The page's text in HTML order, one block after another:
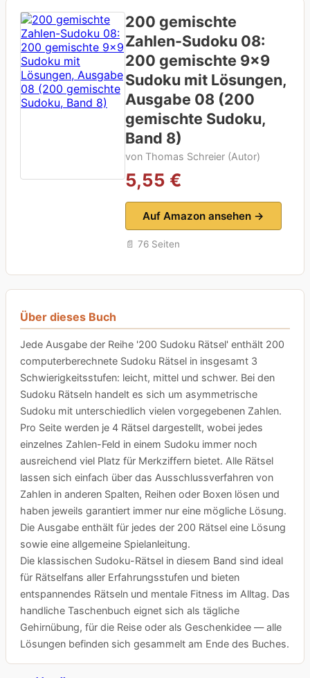
200 gemischte
Zahlen-Sudoku 08:
200 gemischte 9×9
Sudoku mit Lösungen,
Ausgabe 08 (200
gemischte Sudoku,
Band 8)
von Thomas Schreier (Autor)
5,55 €
Auf Amazon ansehen →
📄 76 Seiten
Über dieses Buch
Jede Ausgabe der Reihe '200 Sudoku Rätsel' enthält 200
computerberechnete Sudoku Rätsel in insgesamt 3
Schwierigkeitsstufen: leicht, mittel und schwer. Bei den
Sudoku Rätseln handelt es sich um asymmetrische
Sudoku mit unterschiedlich vielen vorgegebenen Zahlen.
Pro Seite werden je 4 Rätsel dargestellt, wobei jedes
einzelnes Zahlen-Feld in einem Sudoku immer noch
ausreichend viel Platz für Merkziffern bietet. Alle Rätsel
lassen sich einfach über das Ausschlussverfahren von
Zahlen in anderen Spalten, Reihen oder Boxen lösen und
haben jeweils garantiert immer nur eine mögliche Lösung.
Die Ausgabe enthält für jedes der 200 Rätsel eine Lösung
sowie eine allgemeine Spielanleitung.
Die klassischen Sudoku-Rätsel in diesem Band sind ideal
für Rätselfans aller Erfahrungsstufen und bieten
entspannendes Rätseln und mentale Fitness im Alltag. Das
handliche Taschenbuch eignet sich als tägliche
Gehirnübung, für die Reise oder als Geschenkidee — alle
Lösungen befinden sich gesammelt am Ende des Buches.